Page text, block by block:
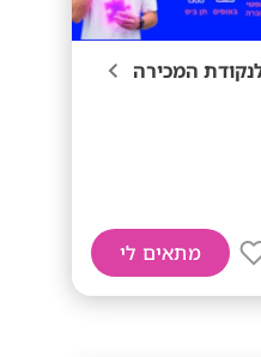
המכירה
מתאים לי